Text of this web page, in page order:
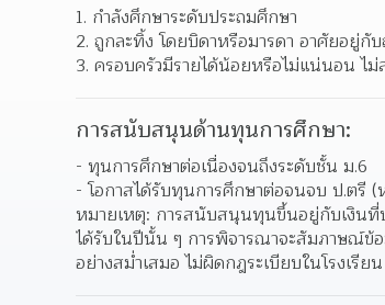
1. กำลังศึกษาระดับประถมศึกษา
2. ถูกละทิ้ง โดยบิดาหรือมารดา อาศัยอ
3. ครอบครัวมีรายได้น้อยหรือไม่แน่นอน ไม่
การสนับสนุนด้านทุนการศึกษา:
- ทุนการศึกษาต่อเนื่องจนถึงระดับชั้น ม.6
- โอกาสได้รับทุนการศึกษาต่อจนจบ ป.ตรี (
หมายเหตุ: การสนับสนุนทุนขึ้นอยู่กับเงินที่
ได้รับในปีนั้น ๆ การพิจารณาจะสัมภาษณ์ข้
อย่างสม่ำเสมอ ไม่ผิดกฎระเบียบในโรงเรี